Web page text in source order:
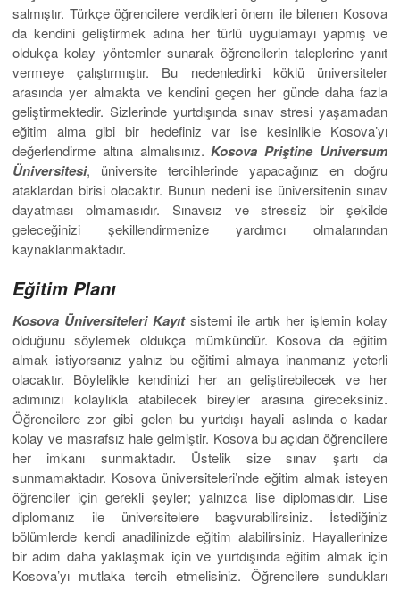
salmıştır. Türkçe öğrencilere verdikleri önem ile bilenen Kosova
da kendini geliştirmek adına her türlü uygulamayı yapmış ve
oldukça kolay yöntemler sunarak öğrencilerin taleplerine yanıt
vermeye çalıştırmıştır. Bu nedenledirki köklü üniversiteler
arasında yer almakta ve kendini geçen her günde daha fazla
geliştirmektedir. Sizlerinde yurtdışında sınav stresi yaşamadan
eğitim alma gibi bir hedefiniz var ise kesinlikle Kosova’yı
değerlendirme altına almalısınız.Kosova Priştine Universum
Üniversitesi, üniversite tercihlerinde yapacağınız en doğru
ataklardan birisi olacaktır. Bunun nedeni ise üniversitenin sınav
dayatması olmamasıdır. Sınavsız ve stressiz bir şekilde
geleceğinizi şekillendirmenize yardımcı olmalarından
kaynaklanmaktadır.
Eğitim Planı
Kosova Üniversiteleri Kayıtsistemi ile artık her işlemin kolay
olduğunu söylemek oldukça mümkündür. Kosova da eğitim
almak istiyorsanız yalnız bu eğitimi almaya inanmanız yeterli
olacaktır. Böylelikle kendinizi her an geliştirebilecek ve her
adımınızı kolaylıkla atabilecek bireyler arasına gireceksiniz.
Öğrencilere zor gibi gelen bu yurtdışı hayali aslında o kadar
kolay ve masrafsız hale gelmiştir. Kosova bu açıdan öğrencilere
her imkanı sunmaktadır. Üstelik size sınav şartı da
sunmamaktadır. Kosova üniversiteleri’nde eğitim almak isteyen
öğrenciler için gerekli şeyler; yalnızca lise diplomasıdır. Lise
diplomanız ile üniversitelere başvurabilirsiniz. İstediğiniz
bölümlerde kendi anadilinizde eğitim alabilirsiniz. Hayallerinize
bir adım daha yaklaşmak için ve yurtdışında eğitim almak için
Kosova’yı mutlaka tercih etmelisiniz. Öğrencilere sundukları